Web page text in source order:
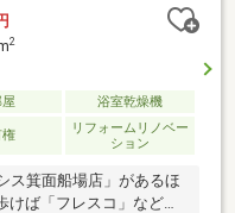
◆フレスコ箕面船場
場阪大前駅店 徒歩3分
すので即日内覧可能で
合わせください！！フリ
2
浴室乾燥機
権
リフォームリノベー
ション
箕面船場店」があるほ
ば「フレスコ」なども